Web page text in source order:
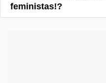
feministas!?